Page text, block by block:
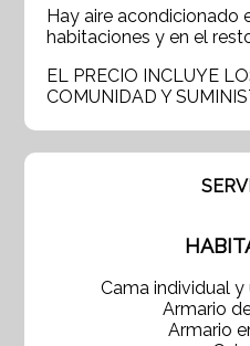
Hay aire acondicionado
habitaciones y en el
EL PRECIO INCLUYE
COMUNIDAD Y
Cama individual
Armario
Armario